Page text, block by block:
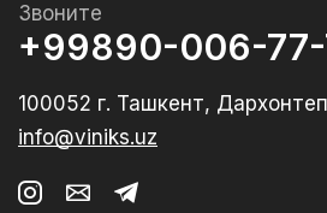
Звоните
+99890-006-
100052 г. Ташкент,
info@viniks.uz